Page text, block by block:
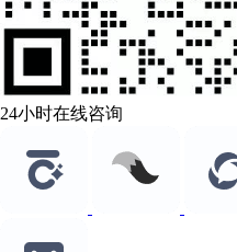
24小时在线咨询